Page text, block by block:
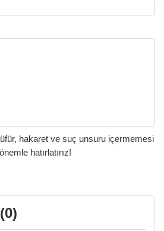
hakaret ve suç unsuru içermemesi
hatırlatırız!
0)